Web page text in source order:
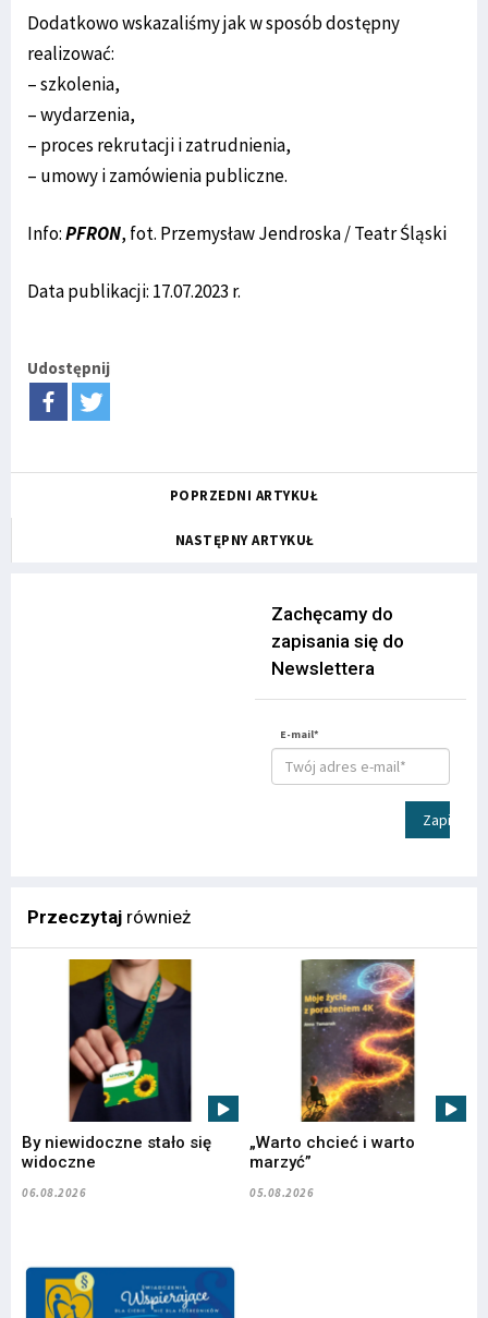
Dodatkowo wskazaliśmy jak w sposób dostępny
realizować:
– szkolenia,
– wydarzenia,
– proces rekrutacji i zatrudnienia,
– umowy i zamówienia publiczne.
Info:PFRON, fot. Przemysław Jendroska / Teatr Śląski
Data publikacji: 17.07.2023 r.
Udostępnij
POPRZEDNI ARTYKUŁ
NASTĘPNY ARTYKUŁ
Zachęcamy do
zapisania się do
Newslettera
E-mail*
Zapisz
Przeczytaj również
By niewidoczne stało się
widoczne
06.08.2026
„Warto chcieć i warto
marzyć”
05.08.2026